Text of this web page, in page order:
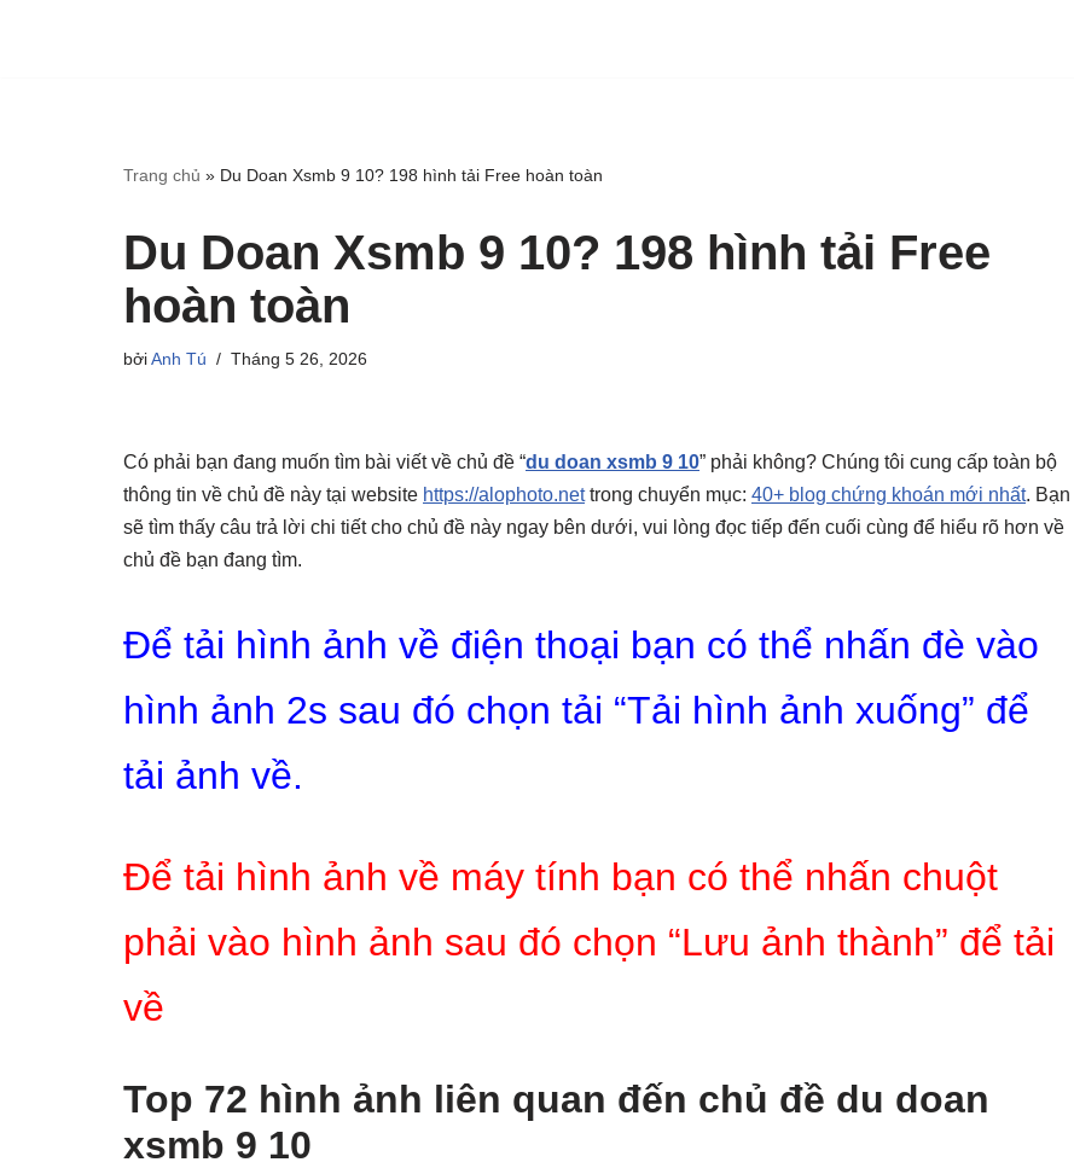
Trang chủ » Du Doan Xsmb 9 10? 198 hình tải Free hoàn toàn
Du Doan Xsmb 9 10? 198 hình tải Free
hoàn toàn
bởiAnh Tú Tháng 5 26, 2026
Có phải bạn đang muốn tìm bài viết về chủ đề “du doan xsmb 9 10” phải không? Chúng tôi cung cấp toàn bộ
thông tin về chủ đề này tại website https://alophoto.nettrong chuyển mục: 40+ blog chứng khoán mới nhất. Bạn
sẽ tìm thấy câu trả lời chi tiết cho chủ đề này ngay bên dưới, vui lòng đọc tiếp đến cuối cùng để hiểu rõ hơn về
chủ đề bạn đang tìm.
Để tải hình ảnh về điện thoại bạn có thể nhấn đè vào
hình ảnh 2s sau đó chọn tải “Tải hình ảnh xuống” để
tải ảnh về.
Để tải hình ảnh về máy tính bạn có thể nhấn chuột
phải vào hình ảnh sau đó chọn “Lưu ảnh thành” để tải
về
Top 72 hình ảnh liên quan đến chủ đề du doan
xsmb 9 10